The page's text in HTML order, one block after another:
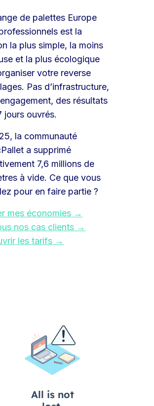
de palettes Europe
est la
la plus simple, la moins
et la plus écologique
votre reverse
Pas d’infrastructure,
des résultats
jours ouvrés.
la communauté
a supprimé
7,6 millions de
à vide. Ce que vous
pour en faire partie ?
mes économies →
nos cas clients →
les tarifs →